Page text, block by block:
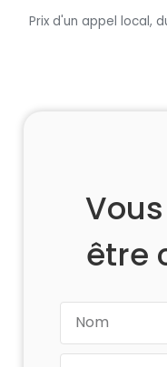
Prix d'un appel local,
être